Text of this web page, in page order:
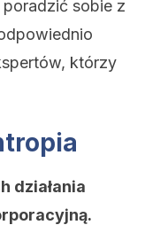
sobie z
którzy
działania